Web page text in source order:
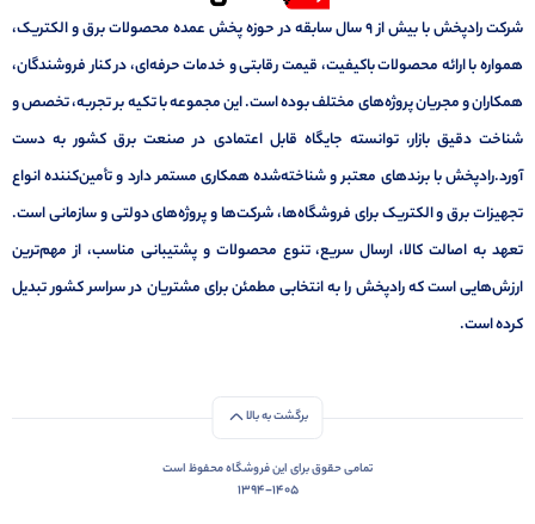
شرکت رادپخش با بیش از ۹ سال سابقه در حوزه پخش عمده محصولات برق و الکتریک،
همواره با ارائه محصولات باکیفیت، قیمت رقابتی و خدمات حرفه‌ای، در کنار فروشندگان،
همکاران و مجریان پروژه‌های مختلف بوده است. این مجموعه با تکیه بر تجربه، تخصص و
شناخت دقیق بازار، توانسته جایگاه قابل اعتمادی در صنعت برق کشور به دست
آورد.رادپخش با برندهای معتبر و شناخته‌شده همکاری مستمر دارد و تأمین‌کننده انواع
تجهیزات برق و الکتریک برای فروشگاه‌ها، شرکت‌ها و پروژه‌های دولتی و سازمانی است.
تعهد به اصالت کالا، ارسال سریع، تنوع محصولات و پشتیبانی مناسب، از مهم‌ترین
ارزش‌هایی است که رادپخش را به انتخابی مطمئن برای مشتریان در سراسر کشور تبدیل
کرده است.
برگشت به بالا
تمامی حقوق برای این فروشگاه محفوظ است
1394-1405